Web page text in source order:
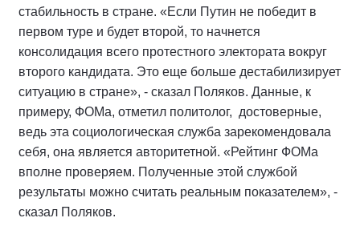
стабильность в стране. «Если Путин не победит в
первом туре и будет второй, то начнется
консолидация всего протестного электората вокруг
второго кандидата. Это еще больше дестабилизирует
ситуацию в стране», - сказал Поляков. Данные, к
примеру, ФОМа, отметил политолог, достоверные,
ведь эта социологическая служба зарекомендовала
себя, она является авторитетной. «Рейтинг ФОМа
вполне проверяем. Полученные этой службой
результаты можно считать реальным показателем», -
сказал Поляков.